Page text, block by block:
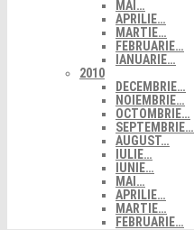
MAI…
APRILIE…
MARTIE…
FEBRUARIE…
IANUARIE…
2010
DECEMBRIE…
NOIEMBRIE…
OCTOMBRIE…
SEPTEMBRIE…
AUGUST…
IULIE…
IUNIE…
MAI…
APRILIE…
MARTIE…
FEBRUARIE…